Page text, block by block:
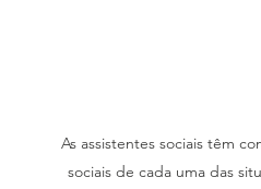
As assistentes sociais têm
sociais de cada uma das